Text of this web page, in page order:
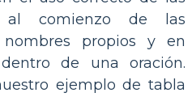
al comienzo de las
propios y en
de una oración.
ejemplo de tabla